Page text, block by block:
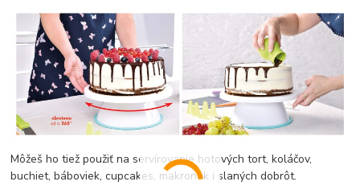
Môžeš ho tiež použiť na servírovanie hotových tort, koláčov,
buchiet, báboviek, cupcakes, makronek i slaných dobrôt.